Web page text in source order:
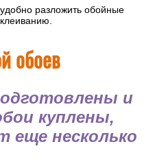
разложить обойные
обоев
и
куплены,
еще несколько